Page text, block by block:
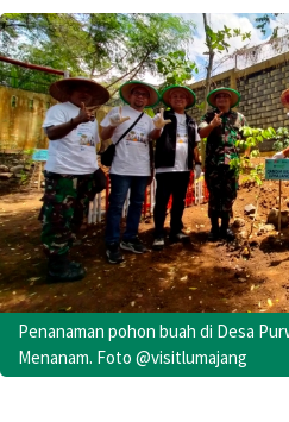
Penanaman pohon buah di Desa
Menanam. Foto @visitlumajang